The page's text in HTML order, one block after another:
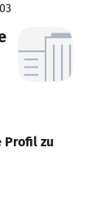
Profil zu